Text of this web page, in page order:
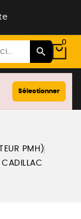
0
Sélectionner
PMH)